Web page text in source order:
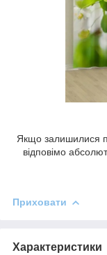
Якщо залишилися
відповімо
Приховати
Характеристики